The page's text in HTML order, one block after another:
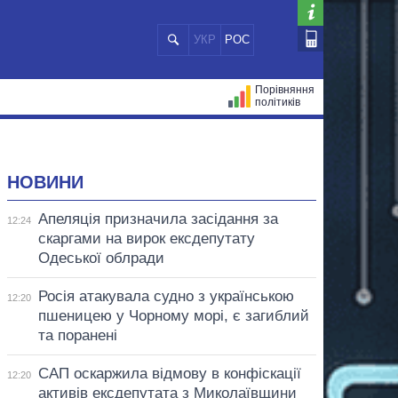
УКР РОС
Порівняння
політиків
НОВИНИ
12:24
Апеляція призначила засідання за
скаргами на вирок ексдепутату
Одеської облради
12:20
Росія атакувала судно з українською
пшеницею у Чорному морі, є загиблий
та поранені
12:20
САП оскаржила відмову в конфіскації
активів ексдепутата з Миколаївщини